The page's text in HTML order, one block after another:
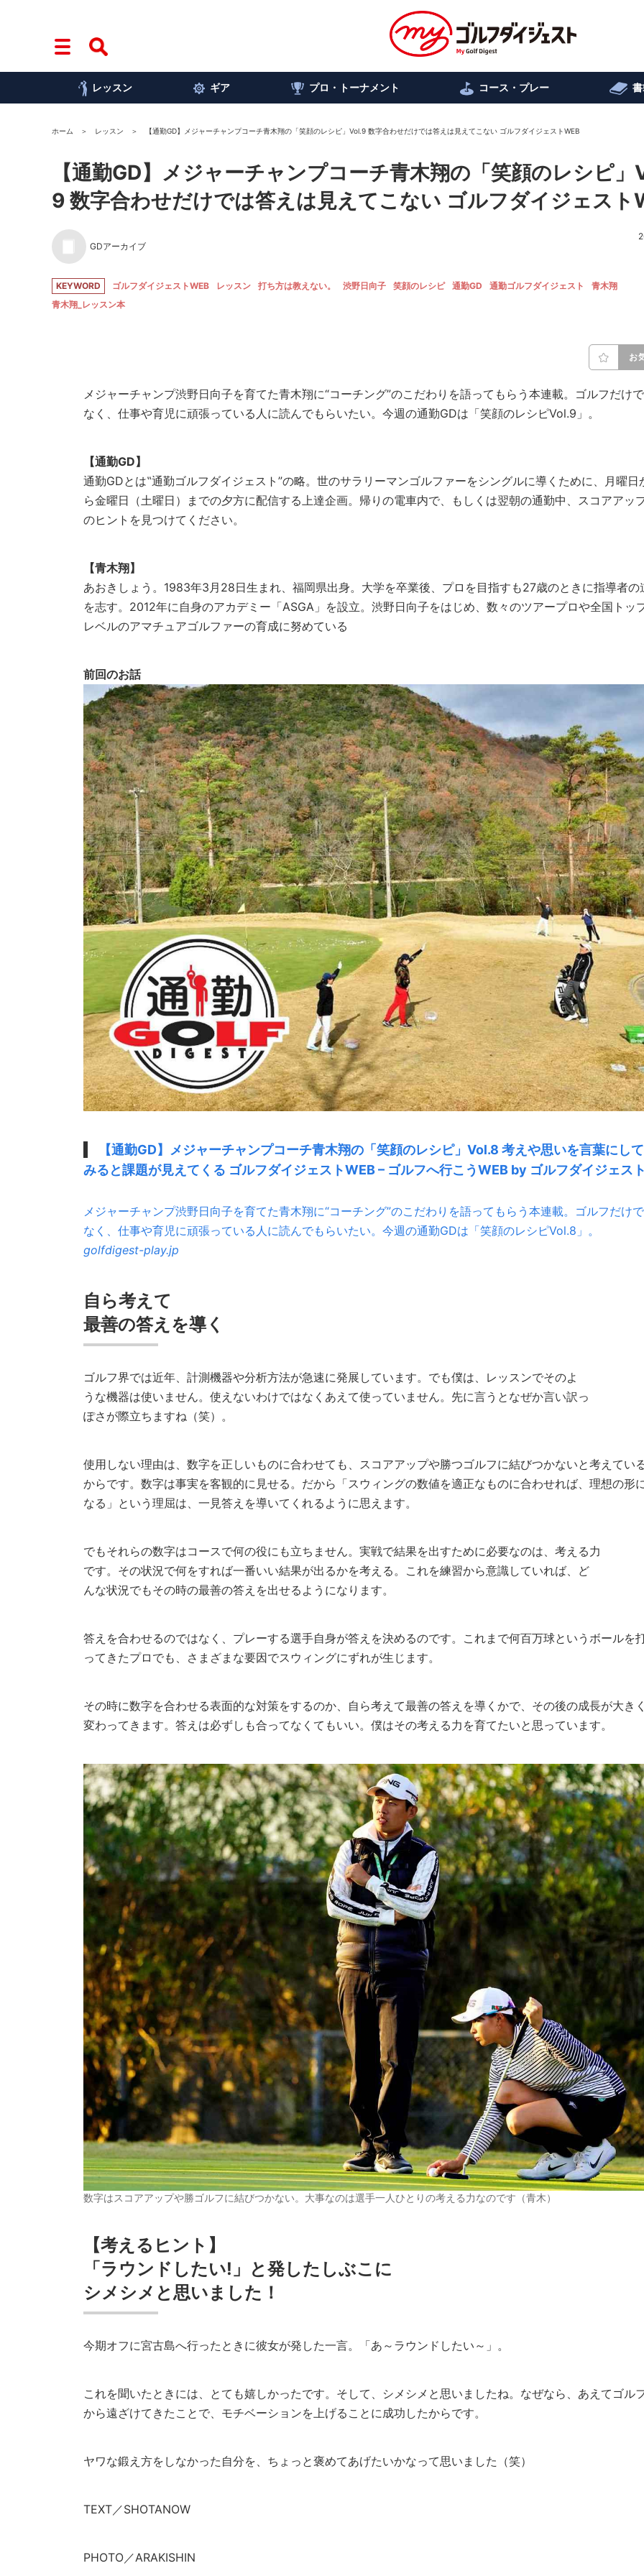
レッスン ギア プロ・トーナメント コース・プレー
ホーム レッスン 【通勤GD】メジャーチャンプコーチ青木翔の「笑顔のレシピ」Vol.9 数字合わせだけでは答えは見えてこない ゴルフダイジェストWEB
【通勤GD】メジャーチャンプコーチ青木翔の「笑顔のレシピ」
9 数字合わせだけでは答えは見えてこない ゴルフダイジェスト
GDアーカイブ
KEYWORD ゴルフダイジェストWEB レッスン 打ち方は教えない。 渋野日向子 笑顔のレシピ 通勤GD 通勤ゴルフダイジェスト
青木翔
青木翔_レッスン本
お
メジャーチャンプ渋野日向子を育てた青木翔に“コーチング”のこだわりを語ってもらう本連載。ゴルフだけで
なく、仕事や育児に頑張っている人に読んでもらいたい。今週の通勤GDは「笑顔のレシピVol.9」。
【通勤GD】
通勤GDとは‟通勤ゴルフダイジェスト”の略。世のサラリーマンゴルファーをシングルに導くために、月曜日
ら金曜日（土曜日）までの夕方に配信する上達企画。帰りの電車内で、もしくは翌朝の通勤中、スコアアッ
のヒントを見つけてください。
【青木翔】
あおきしょう。1983年3月28日生まれ、福岡県出身。大学を卒業後、プロを目指すも27歳のときに指導者の
を志す。2012年に自身のアカデミー「ASGA」を設立。渋野日向子をはじめ、数々のツアープロや全国トッ
レベルのアマチュアゴルファーの育成に努めている
前回のお話
【通勤GD】メジャーチャンプコーチ青木翔の「笑顔のレシピ」Vol.8 考えや思いを言葉にして
みると課題が見えてくる ゴルフダイジェストWEB – ゴルフへ行こうWEB by ゴルフダイジェス
メジャーチャンプ渋野日向子を育てた青木翔に“コーチング”のこだわりを語ってもらう本連載。ゴルフだけで
なく、仕事や育児に頑張っている人に読んでもらいたい。今週の通勤GDは「笑顔のレシピVol.8」。
golfdigest-play.jp
自ら考えて
最善の答えを導く
ゴルフ界では近年、計測機器や分析方法が急速に発展しています。でも僕は、レッスンでそのよ
うな機器は使いません。使えないわけではなくあえて使っていません。先に言うとなぜか言い訳っ
ぽさが際立ちますね（笑）。
使用しない理由は、数字を正しいものに合わせても、スコアアップや勝つゴルフに結びつかないと考えてい
からです。数字は事実を客観的に見せる。だから「スウィングの数値を適正なものに合わせれば、理想の形
なる」という理屈は、一見答えを導いてくれるように思えます。
でもそれらの数字はコースで何の役にも立ちません。実戦で結果を出すために必要なのは、考える力
です。その状況で何をすれば一番いい結果が出るかを考える。これを練習から意識していれば、ど
んな状況でもその時の最善の答えを出せるようになります。
答えを合わせるのではなく、プレーする選手自身が答えを決めるのです。これまで何百万球というボールを
ってきたプロでも、さまざまな要因でスウィングにずれが生じます。
その時に数字を合わせる表面的な対策をするのか、自ら考えて最善の答えを導くかで、その後の成長が大き
変わってきます。答えは必ずしも合ってなくてもいい。僕はその考える力を育てたいと思っています。
数字はスコアアップや勝ゴルフに結びつかない。大事なのは選手一人ひとりの考える力なのです（青木）
【考えるヒント】
「ラウンドしたい!」と発したしぶこに
シメシメと思いました！
今期オフに宮古島へ行ったときに彼女が発した一言。「あ～ラウンドしたい～」。
これを聞いたときには、とても嬉しかったです。そして、シメシメと思いましたね。なぜなら、あえてゴル
から遠ざけてきたことで、モチベーションを上げることに成功したからです。
ヤワな鍛え方をしなかった自分を、ちょっと褒めてあげたいかなって思いました（笑）
TEXT／SHOTANOW
PHOTO／ARAKISHIN